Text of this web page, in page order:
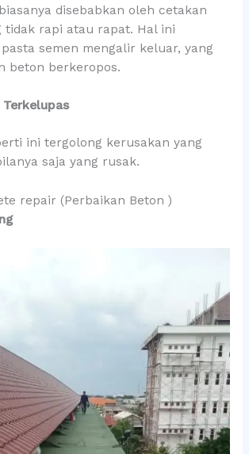
disebabkan oleh cetakan
tidak rapi atau rapat. Hal ini
semen mengalir keluar, yang
beton berkeropos.
ini tergolong kerusakan yang
saja yang rusak.
repair (Perbaikan Beton )